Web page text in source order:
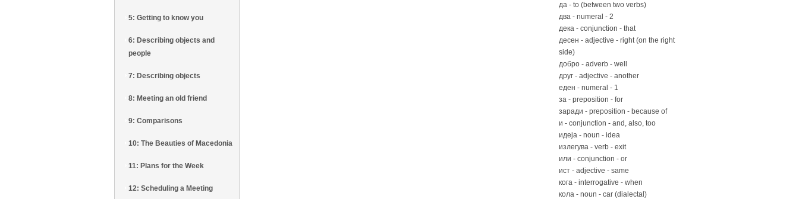
5: Getting to know you
6: Describing objects and
people
7: Describing objects
8: Meeting an old friend
9: Comparisons
10: The Beauties of Macedonia
11: Plans for the Week
12: Scheduling a Meeting
да - to (between two verbs)
двa - numeral - 2
дека - conjunction - that
десен - adjective - right (on the right
side)
добро - adverb - well
друг - adjective - another
еден - numeral - 1
за - preposition - for
заради - preposition - because of
и - conjunction - and, also, too
идеја - noun - idea
излегува - verb - exit
или - conjunction - or
ист - adjective - same
кога - interrogative - when
кола - noun - car (dialectal)